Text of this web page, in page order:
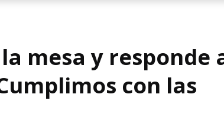
mesa y responde
con las